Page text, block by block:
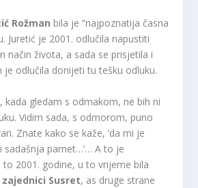
Rožman bila je “najpoznatija časna
Juretić je 2001. odlučila napustiti
način života, a sada se prisjetila i
je odlučila donijeti tu tešku odluku.
kada gledam s odmakom, ne bih ni
Vidim sada, s odmorom, puno
Znate kako se kaže, ‘da mi je
sadašnja pamet…’… A to je
2001. godine, u to vrijeme bila
zajednici Susret, as druge strane